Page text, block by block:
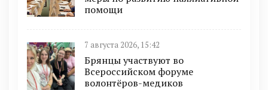
помощи
7 августа 2026, 15:42
Брянцы участвуют во
Всероссийском форуме
волонтёров-медиков